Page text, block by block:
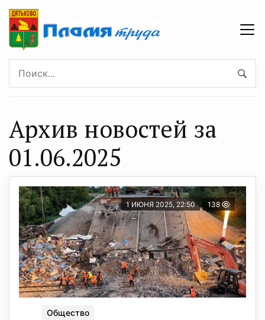
Архив новостей за
01.06.2025
1 ИЮНЯ 2025, 22:50 138
Общество